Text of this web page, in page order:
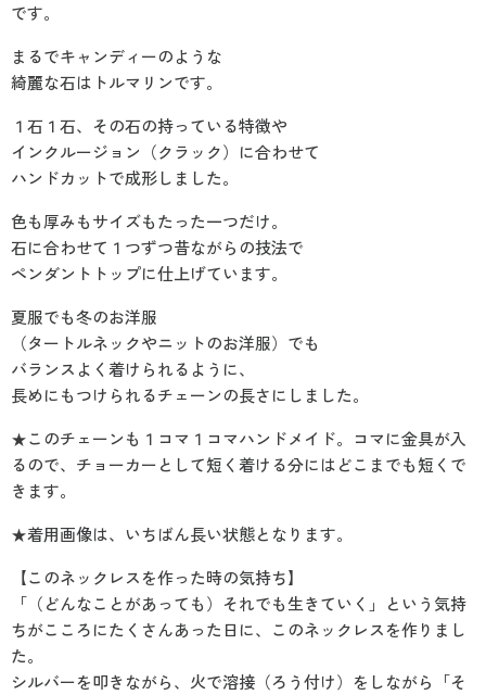
です。
まるでキャンディーのような
綺麗な石はトルマリンです。
１石１石、その石の持っている特徴や
インクルージョン（クラック）に合わせて
ハンドカットで成形しました。
色も厚みもサイズもたった一つだけ。
石に合わせて１つずつ昔ながらの技法で
ペンダントトップに仕上げています。
夏服でも冬のお洋服
（タートルネックやニットのお洋服）でも
バランスよく着けられるように、
長めにもつけられるチェーンの長さにしました。
★このチェーンも１コマ１コマハンドメイド。コマに金具が入
るので、チョーカーとして短く着ける分にはどこまでも短くで
きます。
★着用画像は、いちばん長い状態となります。
【このネックレスを作った時の気持ち】
「（どんなことがあっても）それでも生きていく」という気持
ちがこころにたくさんあった日に、このネックレスを作りまし
た。
シルバーを叩きながら、火で溶接（ろう付け）をしながら「そ